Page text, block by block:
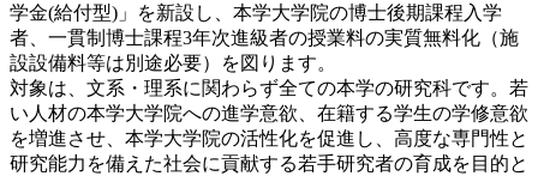
学金(給付型)」を新設し、本学大学院の博士後期課程入学
者、一貫制博士課程3年次進級者の授業料の実質無料化（施
設設備料等は別途必要）を図ります。
対象は、文系・理系に関わらず全ての本学の研究科です。若
い人材の本学大学院への進学意欲、在籍する学生の学修意欲
を増進させ、本学大学院の活性化を促進し、高度な専門性と
研究能力を備えた社会に貢献する若手研究者の育成を目的と